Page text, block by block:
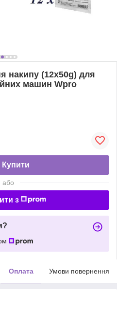
накипу (12x50g) для
машин Wpro
Купити
або
з
Оплата Умови повернення